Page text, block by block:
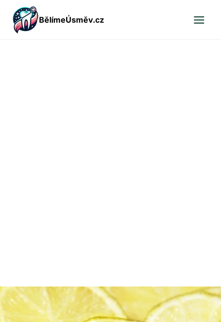
Přeskočit
obsah
BělímeÚsměv.cz